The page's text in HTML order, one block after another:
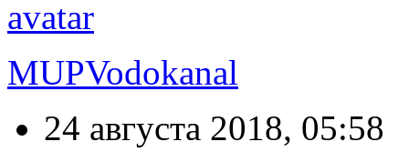
MUPVodokanal
24 августа 2018, 05:58